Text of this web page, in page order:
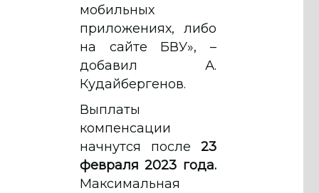
мобильных
приложениях, либо
на сайте БВУ», –
добавил А.
Кудайбергенов.
Выплаты
компенсации
начнутся после 23
февраля 2023 года.
Максимальная